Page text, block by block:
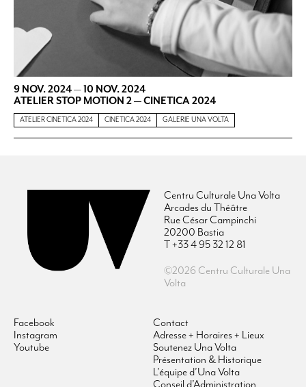
9 NOV. 2024—10 NOV. 2024
ATELIER STOP MOTION 2 — CINETICA 2024
ATELIER CINETICA 2024 CINETICA 2024 GALERIE UNA VOLTA
Centru Culturale Una Volta
Arcades du Théâtre
Rue César Campinchi
20200 Bastia
T +33 4 95 32 12 81
©2026 Centru Culturale Una
Volta
Facebook
Instagram
Youtube
Contact
Adresse + Horaires + Lieux
Soutenez Una Volta
Présentation & Historique
L’équipe d’Una Volta